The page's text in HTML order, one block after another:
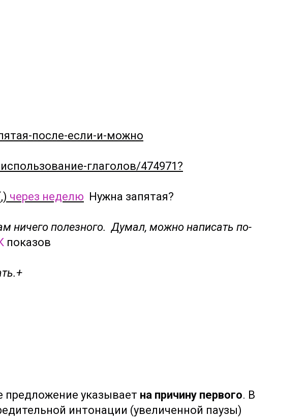
после-если-и-можно
глаголов/474971?
через неделю Нужна запятая?
ничего полезного.Думал, можно написать по-
показов
указывает на причину первого. В
интонации (увеличенной паузы)